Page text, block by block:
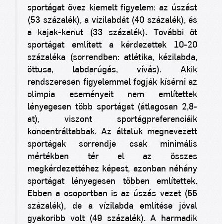
sportágat övez kiemelt figyelem: az úszást
(53 százalék), a vízilabdát (40 százalék), és
a kajak-kenut (33 százalék). További öt
sportágat említett a kérdezettek 10-20
százaléka (sorrendben: atlétika, kézilabda,
öttusa, labdarúgás, vívás). Akik
rendszeresen figyelemmel fogják kísérni az
olimpia eseményeit nem említettek
lényegesen több sportágat (átlagosan 2,8-
at), viszont sportágpreferenciáik
koncentráltabbak. Az általuk megnevezett
sportágak sorrendje csak minimális
mértékben tér el az összes
megkérdezettéhez képest, azonban néhány
sportágat lényegesen többen említettek.
Ebben a csoportban is az úszás vezet (55
százalék), de a vízilabda említése jóval
gyakoribb volt (49 százalék). A harmadik